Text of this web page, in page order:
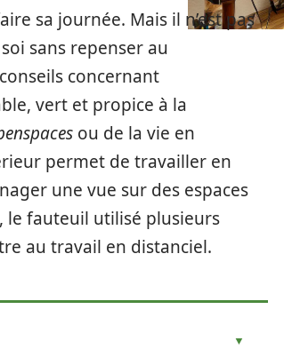
sa journée. Mais il n’est pas
sans repenser au
concernant
vert et propice à la
ou de la vie en
permet de travailler en
une vue sur des espaces
le fauteuil utilisé plusieurs
au travail en distanciel.